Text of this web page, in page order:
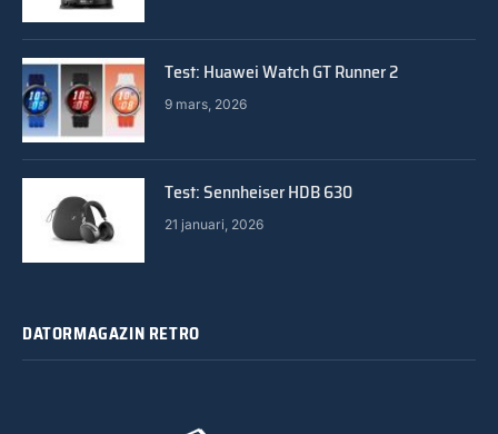
Test: Huawei Watch GT Runner 2
9 mars, 2026
Test: Sennheiser HDB 630
21 januari, 2026
DATORMAGAZIN RETRO